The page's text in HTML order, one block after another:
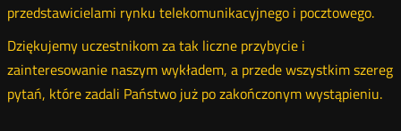
przedstawicielami rynku telekomunikacyjnego i pocztowego.
Dziękujemy uczestnikom za tak liczne przybycie i
zainteresowanie naszym wykładem, a przede wszystkim szereg
pytań, które zadali Państwo już po zakończonym wystąpieniu.